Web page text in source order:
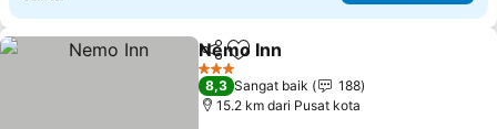
BagikanTambahkan ke favorit
Nemo Inn
3 Bintang
8,3 Sangat baik
188
15.2 km dari Pusat kota